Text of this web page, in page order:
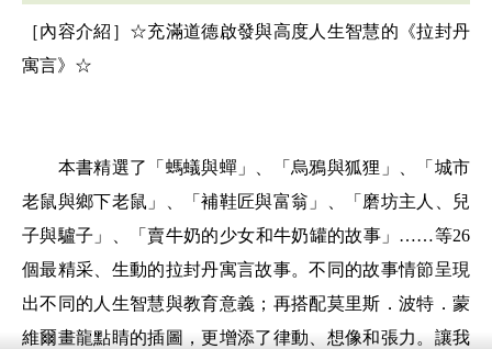
［內容介紹］ ☆充滿道德啟發與高度人生智慧的《拉封丹
寓言》☆
本書精選了「螞蟻與蟬」、「烏鴉與狐狸」、「城市
老鼠與鄉下老鼠」、「補鞋匠與富翁」、「磨坊主人、兒
子與驢子」、「賣牛奶的少女和牛奶罐的故事」……等26
個最精采、生動的拉封丹寓言故事。不同的故事情節呈現
出不同的人生智慧與教育意義；再搭配莫里斯．波特．蒙
維爾畫龍點睛的插圖，更增添了律動、想像和張力。讓我